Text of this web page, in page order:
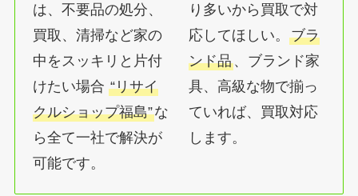
は、不要品の処分、
買取、清掃など家の
中をスッキリと片付
けたい場合“リサイ
クルショップ福島”な
ら全て一社で解決が
可能です。
り多いから買取で対
応してほしい。ブラ
ンド品、ブランド家
具、高級な物で揃っ
ていれば、買取対応
します。